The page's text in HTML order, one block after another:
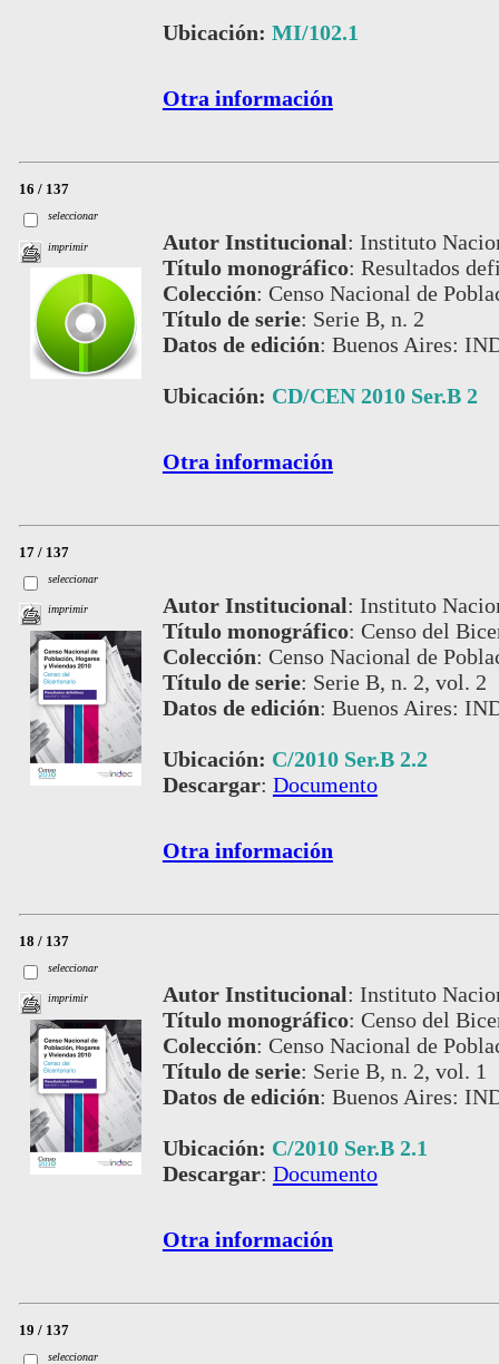
Ubicación: MI/102.1
Otra información
16 / 137
seleccionar
imprimir Autor Institucional: Instituto
Título monográfico: Resultados
Colección: Censo Nacional de
Título de serie: Serie B, n. 2
Datos de edición: Buenos Aires:
Ubicación: CD/CEN 2010 Ser.B 2
Otra información
17 / 137
seleccionar
imprimir Autor Institucional: Instituto
Título monográfico: Censo del
Colección: Censo Nacional de
Título de serie: Serie B, n. 2, vol. 2
Datos de edición: Buenos Aires:
Ubicación: C/2010 Ser.B 2.2
Descargar: Documento
Otra información
18 / 137
seleccionar
imprimir Autor Institucional: Instituto
Título monográfico: Censo del
Colección: Censo Nacional de
Título de serie: Serie B, n. 2, vol. 1
Datos de edición: Buenos Aires:
Ubicación: C/2010 Ser.B 2.1
Descargar: Documento
Otra información
19 / 137
seleccionar